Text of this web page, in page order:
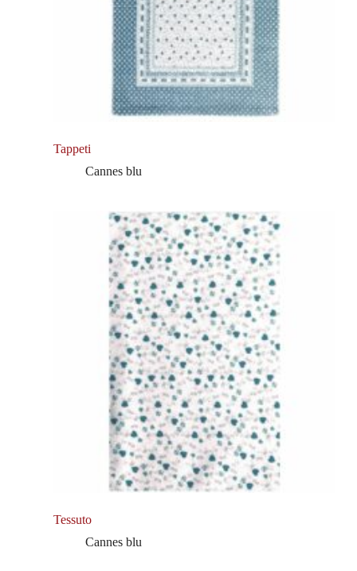
Tappeti
Cannes blu
Tessuto
Cannes blu